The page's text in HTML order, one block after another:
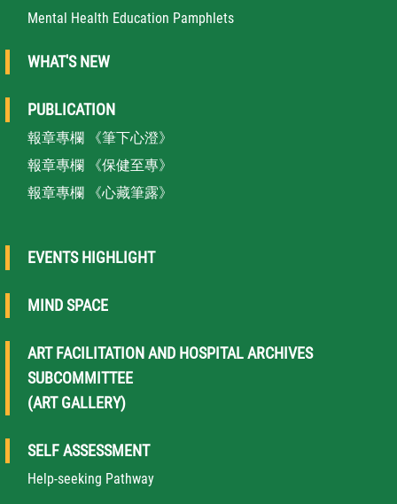
Mental Health Education Pamphlets
WHAT'S NEW
PUBLICATION
報章專欄 《筆下心澄》
報章專欄 《保健至專》
報章專欄 《心藏筆露》
EVENTS HIGHLIGHT
MIND SPACE
ART FACILITATION AND HOSPITAL ARCHIVES
SUBCOMMITTEE
(ART GALLERY)
SELF ASSESSMENT
Help-seeking Pathway